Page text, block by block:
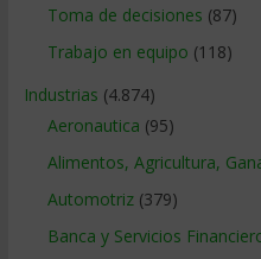
Toma de decisiones (87)
Trabajo en equipo (118)
Industrias (4.874)
Aeronautica (95)
Alimentos, Agricultura,
Automotriz(379)
Banca y Servicios